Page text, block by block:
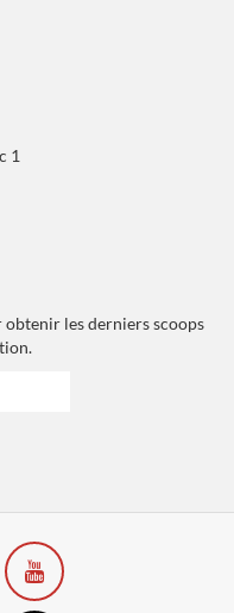
1
les derniers scoops